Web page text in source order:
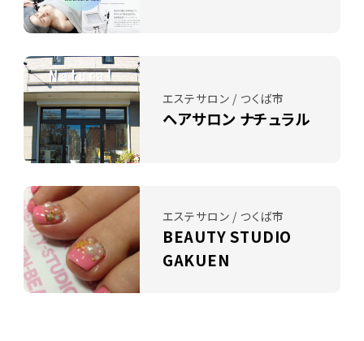
エステサロン / つくば市
ヘアサロン ナチュラル
エステサロン / つくば市
BEAUTY STUDIO
GAKUEN